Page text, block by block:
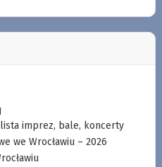
imprez, bale, koncerty
we Wrocławiu – 2026